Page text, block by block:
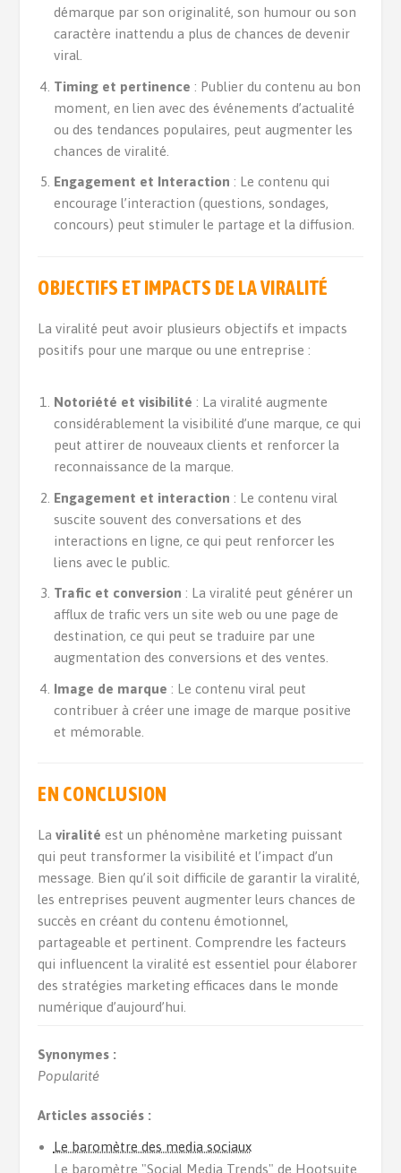
démarque par son originalité, son humour ou son
caractère inattendu a plus de chances de devenir
viral.
Timing et pertinence : Publier du contenu au bon
moment, en lien avec des événements d’actualité
ou des tendances populaires, peut augmenter les
chances de viralité.
Engagement et Interaction : Le contenu qui
encourage l’interaction (questions, sondages,
concours) peut stimuler le partage et la diffusion.
OBJECTIFS ET IMPACTS DE LA VIRALITÉ
La viralité peut avoir plusieurs objectifs et impacts
positifs pour une marque ou une entreprise :
Notoriété et visibilité : La viralité augmente
considérablement la visibilité d’une marque, ce qui
peut attirer de nouveaux clients et renforcer la
reconnaissance de la marque.
Engagement et interaction : Le contenu viral
suscite souvent des conversations et des
interactions en ligne, ce qui peut renforcer les
liens avec le public.
Trafic et conversion : La viralité peut générer un
afflux de trafic vers un site web ou une page de
destination, ce qui peut se traduire par une
augmentation des conversions et des ventes.
Image de marque : Le contenu viral peut
contribuer à créer une image de marque positive
et mémorable.
EN CONCLUSION
Laviralité est un phénomène marketing puissant
qui peut transformer la visibilité et l’impact d’un
message. Bien qu’il soit difficile de garantir la viralité,
les entreprises peuvent augmenter leurs chances de
succès en créant du contenu émotionnel,
partageable et pertinent. Comprendre les facteurs
qui influencent la viralité est essentiel pour élaborer
des stratégies marketing efficaces dans le monde
numérique d’aujourd’hui.
Synonymes :
Popularité
Articles associés :
Le baromètre des media sociaux
Le baromètre "Social Media Trends" de Hootsuite